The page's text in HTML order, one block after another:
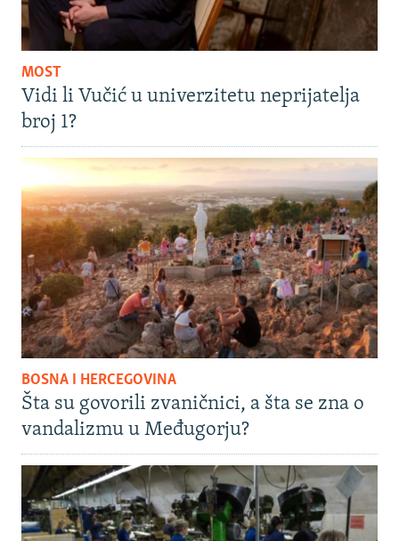
MOST
Vidi li Vučić u univerzitetu neprijatelja
broj 1?
BOSNA I HERCEGOVINA
Šta su govorili zvaničnici, a šta se zna o
vandalizmu u Međugorju?